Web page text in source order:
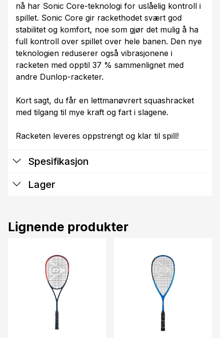
nå har Sonic Core-teknologi for uslåelig kontroll i
spillet. Sonic Core gir rackethodet svært god
stabilitet og komfort, noe som gjør det mulig å ha
full kontroll over spillet over hele banen. Den nye
teknologien reduserer også vibrasjonene i
racketen med opptil 37 % sammenlignet med
andre Dunlop-racketer.
Kort sagt, du får en lettmanøvrert squashracket
med tilgang til mye kraft og fart i slagene.
Racketen leveres oppstrengt og klar til spill!
Spesifikasjon
Lager
Lignende produkter